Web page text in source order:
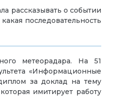
рассказывать о событии
последовательность
метеорадара. На 51
«Информационные
за доклад на тему
имитирует работу